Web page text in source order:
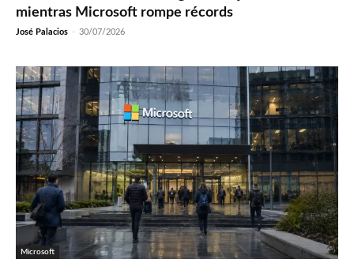
mientras Microsoft rompe récords
José Palacios - 30/07/2026
Microsoft